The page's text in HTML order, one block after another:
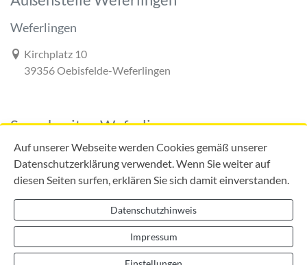
Auf unserer Webseite werden Cookies gemäß unserer
Datenschutzerklärung verwendet. Wenn Sie weiter auf
diesen Seiten surfen, erklären Sie sich damit einverstanden.
Datenschutzhinweis
Impressum
Weferlingen
Link zur Google-Maps Navigation
Kirchplatz 10
39356 Oebisfelde-Weferlingen
Sprechzeiten Weferlingen
Mo:
09:00 - 12:00 Uhr
Di:
09:00 - 12:00 Uhr
13:00 - 18:00 Uhr
09:00 - 12:00 Uhr
13:00 - 16:00 Uhr